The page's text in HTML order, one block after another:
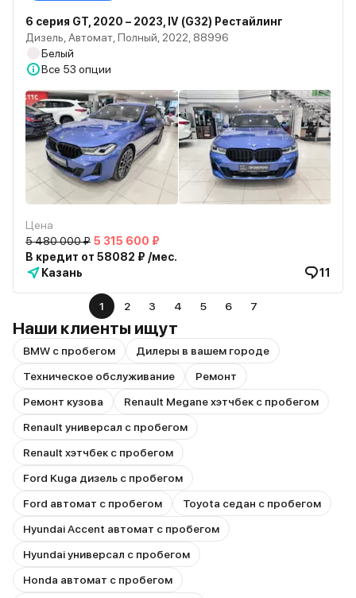
6 серия GT, 2020 – 2023, IV (G32) Рестайлинг
Дизель, Автомат, Полный, 2022, 88996
Белый
Все 53 опции
Цена
5 480 000 ₽ 5 315 600 ₽
В кредит от 58082 ₽ /мес.
Казань
11
1 2 3 4 5 6 7
Наши клиенты ищут
BMW с пробегом
Дилеры в вашем городе
Техническое обслуживание
Ремонт
Ремонт кузова
Renault Megane хэтчбек с пробегом
Renault универсал с пробегом
Renault хэтчбек с пробегом
Ford Kuga дизель с пробегом
Ford автомат с пробегом
Toyota седан с пробегом
Hyundai Accent автомат с пробегом
Hyundai универсал с пробегом
Honda автомат с пробегом